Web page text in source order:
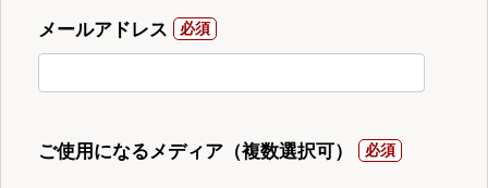
メールアドレス
ご使用になるメディア（複数選択可）